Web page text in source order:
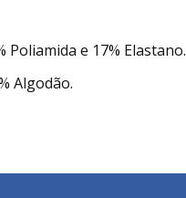
Poliamida e 17% Elastano.
Algodão.